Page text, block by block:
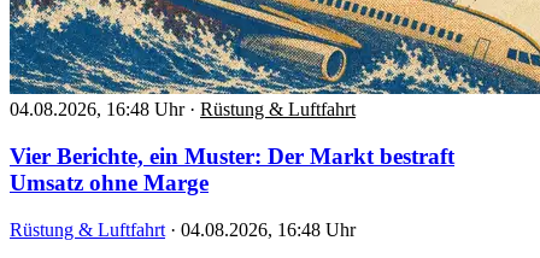
04.08.2026, 16:48 Uhr · Rüstung & Luftfahrt
Vier Berichte, ein Muster: Der Markt bestraft
Umsatz ohne Marge
Rüstung & Luftfahrt · 04.08.2026, 16:48 Uhr